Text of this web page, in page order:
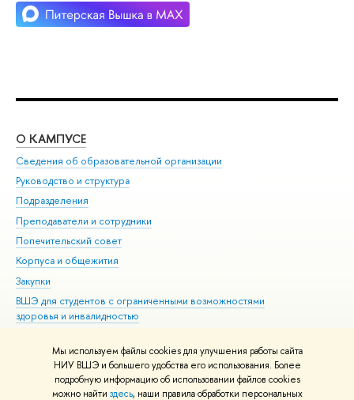
Мы используем файлы cookies для улучшения работы сайта
НИУ ВШЭ и большего удобства его использования. Более
подробную информацию об использовании файлов cookies
можно найти здесь, наши правила обработки персональных
О КАМПУСЕ
Сведения об образовательной организации
Руководство и структура
Подразделения
Преподаватели и сотрудники
Попечительский совет
Корпуса и общежития
Закупки
ВШЭ для студентов с ограниченными возможностями
здоровья и инвалидностью
Единая платежная страница